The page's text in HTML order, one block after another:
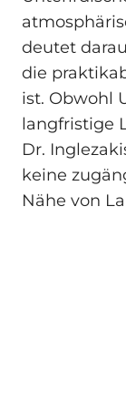
deutet
die
ist. Obwohl
langfristige
Dr.
keine
Nähe von